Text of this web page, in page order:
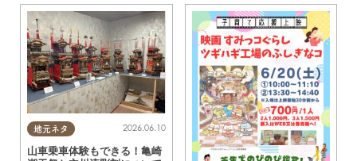
地元ネタ 2026.06.10
山車乗車体験もできる！亀崎